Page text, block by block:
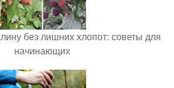
без лишних хлопот: советы для
начинающих